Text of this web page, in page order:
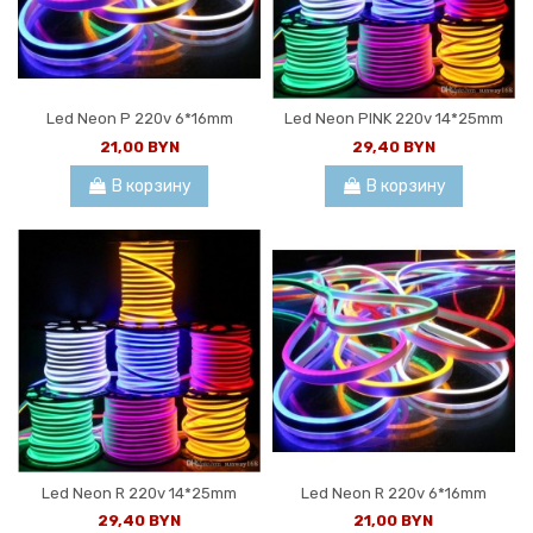
Led Neon P 220v 6*16mm
21,00 BYN
В корзину
Led Neon PINK 220v 14*25mm
29,40 BYN
В корзину
Led Neon R 220v 14*25mm
29,40 BYN
Led Neon R 220v 6*16mm
21,00 BYN